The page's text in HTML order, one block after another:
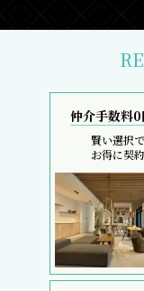
仲介手数料0
賢い選択で
お得に契約